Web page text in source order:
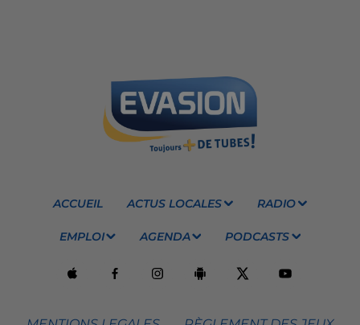
ACCUEIL ACTUS LOCALES RADIO
EMPLOI AGENDA PODCASTS